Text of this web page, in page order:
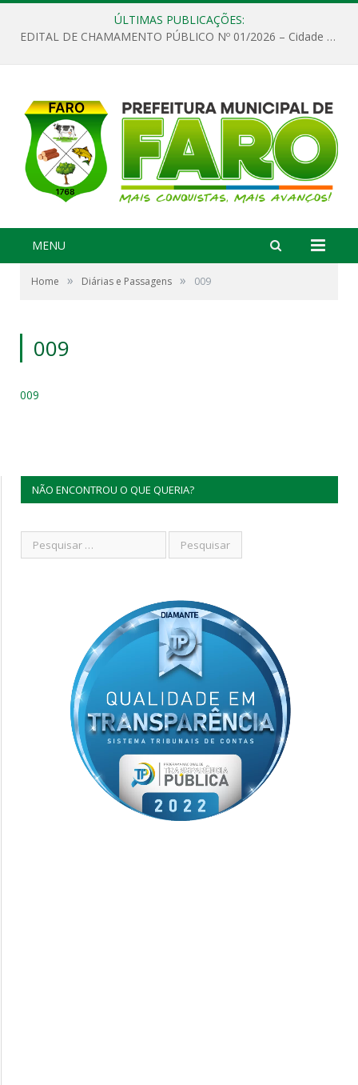
ÚLTIMAS PUBLICAÇÕES:
EDITAL DE CHAMAMENTO PÚBLICO Nº 01/2026 – Cidade de Faro
MENU
Home » Diárias e Passagens » 009
009
009
NÃO ENCONTROU O QUE QUERIA?